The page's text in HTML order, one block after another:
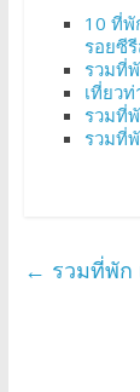
10 ที่พั
รอยซี
รวมที่
เที่ยว
รวมที่
รวมที่
← รวมที่พัก